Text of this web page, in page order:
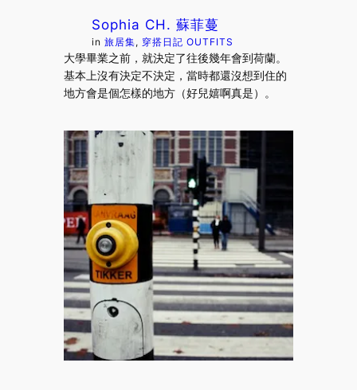
Sophia CH. 蘇菲蔓
in旅居集, 穿搭日記 OUTFITS
大學畢業之前，就決定了往後幾年會到荷蘭。
基本上沒有決定不決定，當時都還沒想到住的
地方會是個怎樣的地方（好兒嬉啊真是）。